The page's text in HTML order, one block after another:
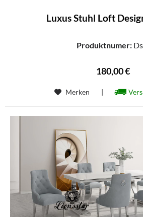
Luxus Stuhl Loft
Produktnumer:
180,00 €
Merken |